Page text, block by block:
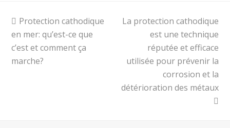
previous
post:
Protection cathodique
en mer: qu’est-ce que
c’est et comment ça
marche?
next
La protection cathodique
est une technique
réputée et efficace
utilisée pour prévenir la
corrosion et la
détérioration des métaux